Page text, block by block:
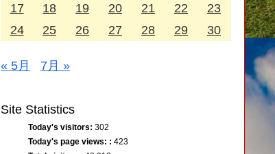
17
18 19 20 21 22
23
24
25 26 27 28 29 30
« 5月 7月 »
Site Statistics
Today's visitors: 302
Today's page views: : 423